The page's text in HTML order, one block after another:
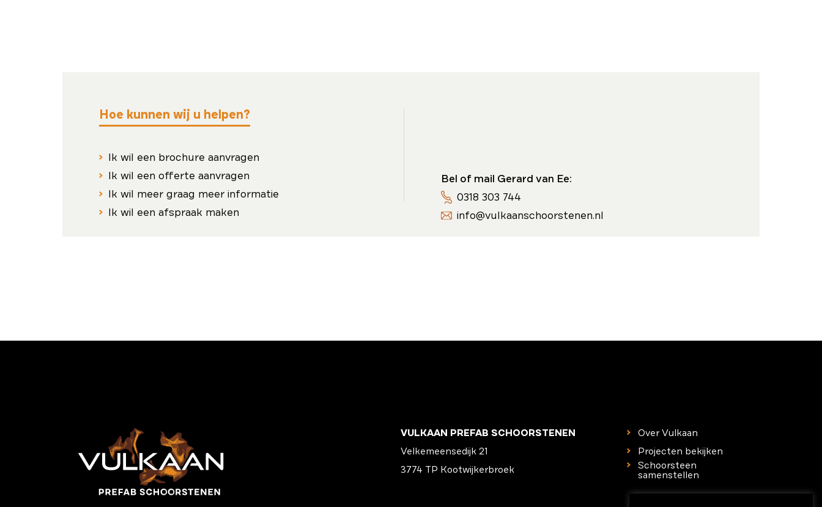
Hoe kunnen wij u helpen?
Ik wil een brochure aanvragen
Ik wil een offerte aanvragen
Ik wil meer graag meer informatie
Ik wil een afspraak maken
Bel of mail Gerard van Ee:
0318 303 744
info@vulkaanschoorstenen.nl
VULKAAN PREFAB SCHOORSTENEN
Velkemeensedijk 21
3774 TP Kootwijkerbroek
Over Vulkaan
Projecten bekijken
Schoorsteen
samenstellen